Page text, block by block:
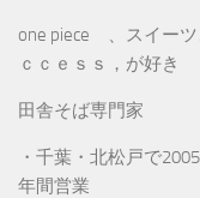
one piece 、スイーツ
ｃｃｅｓｓ，が好き
田舎そば専門家
・千葉・北松戸で
年間営業